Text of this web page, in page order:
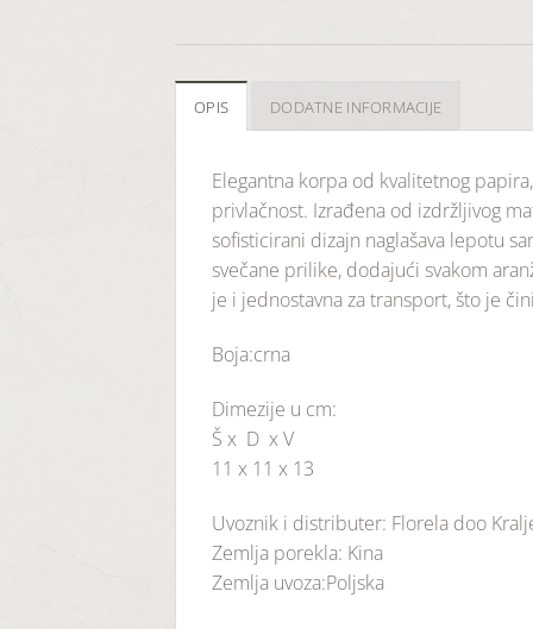
OPIS DODATNE INFORMACIJE
Elegantna korpa od kvalitetnog
privlačnost. Izrađena od izdržljivog
sofisticirani dizajn naglašava lepotu
svečane prilike, dodajući svakom
je i jednostavna za transport, što je
Boja:crna
Dimezije u cm:
Š x D x V
11 x 11 x 13
Uvoznik i distributer: Florela doo
Zemlja porekla: Kina
Zemlja uvoza:Poljska